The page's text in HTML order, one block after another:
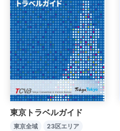
東京トラベルガイド
東京全域
23区エリア